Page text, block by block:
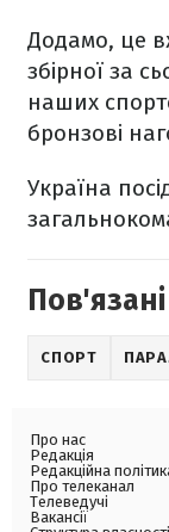
Додамо, це
збірної за
наших
бронзові
Україна
СПОРТ
Про нас
Редакція
Редакційна
Про телеканал
Телеведучі
Вакансії